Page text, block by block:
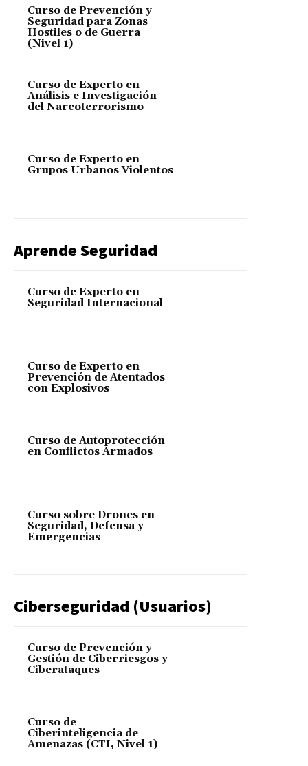
Curso de Prevención y
Seguridad para Zonas
Hostiles o de Guerra
(Nivel 1)
Curso de Experto en
Análisis e Investigación
del Narcoterrorismo
Curso de Experto en
Grupos Urbanos Violentos
Aprende Seguridad
Curso de Experto en
Seguridad Internacional
Curso de Experto en
Prevención de Atentados
con Explosivos
Curso de Autoprotección
en Conflictos Armados
Curso sobre Drones en
Seguridad, Defensa y
Emergencias
Ciberseguridad (Usuarios)
Curso de Prevención y
Gestión de Ciberriesgos y
Ciberataques
Curso de
Ciberinteligencia de
Amenazas (CTI, Nivel 1)